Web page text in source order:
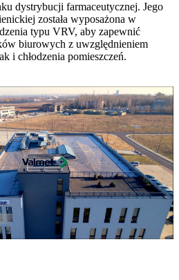
dystrybucji farmaceutycznej. Jego
została wyposażona w
typu VRV, aby zapewnić
biurowych z uwzględnieniem
i chłodzenia pomieszczeń.